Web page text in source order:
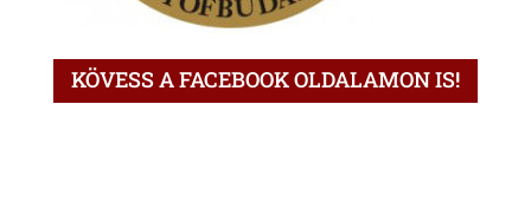
KÖVESS A FACEBOOK OLDALAMON IS!